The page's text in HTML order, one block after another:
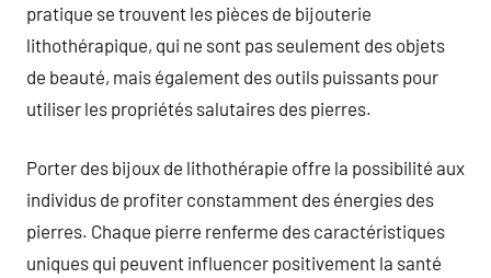
pratique se trouvent les pièces de bijouterie
lithothérapique, qui ne sont pas seulement des objets
de beauté, mais également des outils puissants pour
utiliser les propriétés salutaires des pierres.
Porter des bijoux de lithothérapie offre la possibilité aux
individus de profiter constamment des énergies des
pierres. Chaque pierre renferme des caractéristiques
uniques qui peuvent influencer positivement la santé